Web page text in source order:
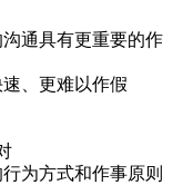
通具有更重要的作
、更难以作假
为方式和作事原则